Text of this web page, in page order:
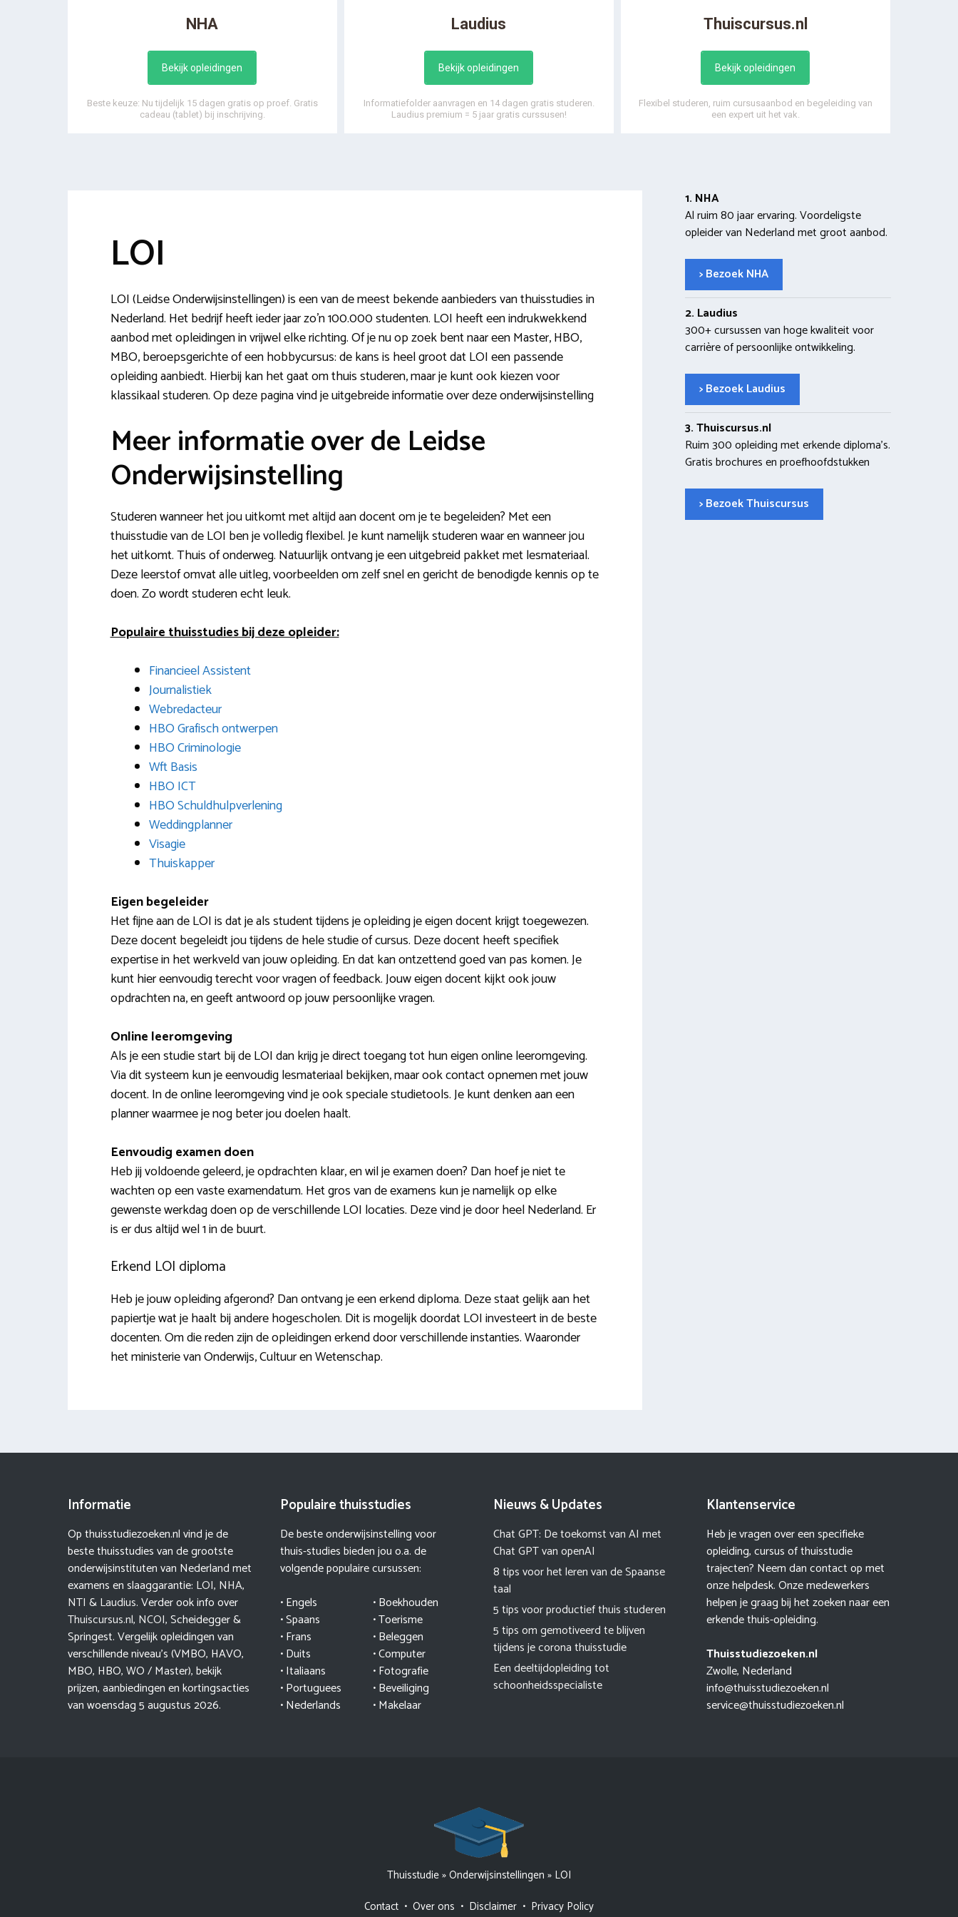
NHA
Bekijk opleidingen
Beste keuze: Nu tijdelijk 15 dagen gratis op proef. Gratis
cadeau (tablet) bij inschrijving.
Laudius
Bekijk opleidingen
Informatiefolder aanvragen en 14 dagen gratis studeren.
Laudius premium = 5 jaar gratis curssusen!
Thuiscursus.nl
Bekijk opleidingen
Flexibel studeren, ruim cursusaanbod en begeleiding van
een expert uit het vak.
LOI
LOI (Leidse Onderwijsinstellingen) is een van de meest bekende aanbieders van thuisstudies in
Nederland. Het bedrijf heeft ieder jaar zo’n 100.000 studenten. LOI heeft een indrukwekkend
aanbod met opleidingen in vrijwel elke richting. Of je nu op zoek bent naar een Master, HBO,
MBO, beroepsgerichte of een hobbycursus: de kans is heel groot dat LOI een passende
opleiding aanbiedt. Hierbij kan het gaat om thuis studeren, maar je kunt ook kiezen voor
klassikaal studeren. Op deze pagina vind je uitgebreide informatie over deze onderwijsinstelling
Meer informatie over de Leidse
Onderwijsinstelling
Studeren wanneer het jou uitkomt met altijd aan docent om je te begeleiden? Met een
thuisstudie van de LOI ben je volledig flexibel. Je kunt namelijk studeren waar en wanneer jou
het uitkomt. Thuis of onderweg. Natuurlijk ontvang je een uitgebreid pakket met lesmateriaal.
Deze leerstof omvat alle uitleg, voorbeelden om zelf snel en gericht de benodigde kennis op te
doen. Zo wordt studeren echt leuk.
Populaire thuisstudies bij deze opleider:
Financieel Assistent
Journalistiek
Webredacteur
HBO Grafisch ontwerpen
HBO Criminologie
Wft Basis
HBO ICT
HBO Schuldhulpverlening
Weddingplanner
Visagie
Thuiskapper
Eigen begeleider
Het fijne aan de LOI is dat je als student tijdens je opleiding je eigen docent krijgt toegewezen.
Deze docent begeleidt jou tijdens de hele studie of cursus. Deze docent heeft specifiek
expertise in het werkveld van jouw opleiding. En dat kan ontzettend goed van pas komen. Je
kunt hier eenvoudig terecht voor vragen of feedback. Jouw eigen docent kijkt ook jouw
opdrachten na, en geeft antwoord op jouw persoonlijke vragen.
Online leeromgeving
Als je een studie start bij de LOI dan krijg je direct toegang tot hun eigen online leeromgeving.
Via dit systeem kun je eenvoudig lesmateriaal bekijken, maar ook contact opnemen met jouw
docent. In de online leeromgeving vind je ook speciale studietools. Je kunt denken aan een
planner waarmee je nog beter jou doelen haalt.
Eenvoudig examen doen
Heb jij voldoende geleerd, je opdrachten klaar, en wil je examen doen? Dan hoef je niet te
wachten op een vaste examendatum. Het gros van de examens kun je namelijk op elke
gewenste werkdag doen op de verschillende LOI locaties. Deze vind je door heel Nederland. Er
is er dus altijd wel 1 in de buurt.
Erkend LOI diploma
Heb je jouw opleiding afgerond? Dan ontvang je een erkend diploma. Deze staat gelijk aan het
papiertje wat je haalt bij andere hogescholen. Dit is mogelijk doordat LOI investeert in de beste
docenten. Om die reden zijn de opleidingen erkend door verschillende instanties. Waaronder
het ministerie van Onderwijs, Cultuur en Wetenschap.
1. NHA
Al ruim 80 jaar ervaring. Voordeligste
opleider van Nederland met groot aanbod.
> Bezoek NHA
2. Laudius
300+ cursussen van hoge kwaliteit voor
carrière of persoonlijke ontwikkeling.
> Bezoek Laudius
3. Thuiscursus.nl
Ruim 300 opleiding met erkende diploma’s.
Gratis brochures en proefhoofdstukken
> Bezoek Thuiscursus
Informatie
Op thuisstudiezoeken.nl vind je de
beste thuisstudies van de grootste
onderwijsinstituten van Nederland met
examens en slaaggarantie: LOI, NHA,
NTI &Laudius. Verder ook info over
Thuiscursus.nl, NCOI, Scheidegger &
Springest. Vergelijk opleidingen van
verschillende niveau’s (VMBO, HAVO,
MBO, HBO, WO / Master), bekijk
prijzen, aanbiedingen en kortingsacties
van woensdag 5 augustus 2026.
Populaire thuisstudies
De beste onderwijsinstelling voor
thuis-studies bieden jou o.a. de
volgende populaire cursussen:
• Engels
• Spaans
• Frans
• Duits
• Italiaans
• Portuguees
• Nederlands
• Boekhouden
• Toerisme
• Beleggen
• Computer
• Fotografie
• Beveiliging
• Makelaar
Nieuws & Updates
Chat GPT: De toekomst van AI met
Chat GPT van openAI
8 tips voor het leren van de Spaanse
taal
5 tips voor productief thuis studeren
5 tips om gemotiveerd te blijven
tijdens je corona thuisstudie
Een deeltijdopleiding tot
schoonheidsspecialiste
Klantenservice
Heb je vragen over een specifieke
opleiding, cursus of thuisstudie
trajecten? Neem dan contact op met
onze helpdesk. Onze medewerkers
helpen je graag bij het zoeken naar een
erkende thuis-opleiding.
Thuisstudiezoeken.nl
Zwolle, Nederland
info@thuisstudiezoeken.nl
service@thuisstudiezoeken.nl
Thuisstudie»Onderwijsinstellingen » LOI
Contact • Over ons • Disclaimer • Privacy Policy